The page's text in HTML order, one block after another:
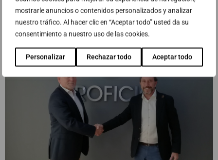
mostrarle anuncios o contenidos personalizados y analizar
nuestro tráfico. Al hacer clic en “Aceptar todo” usted da su
consentimiento a nuestro uso de las cookies.
Personalizar Rechazar todo Aceptar todo